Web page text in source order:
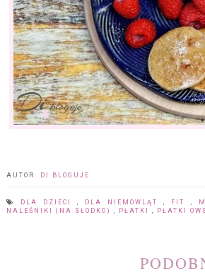
AUTOR: DI BLOGUJE
DLA DZIECI DLA NIEMOWLĄT FIT
NALEŚNIKI (NA SŁODKO)
PŁATKI PŁATKI